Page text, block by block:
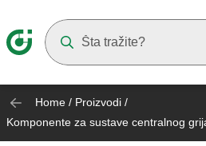
Home / Proizvodi /
Komponente za sustave centralnog